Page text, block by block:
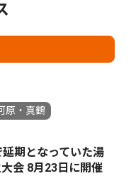
原・真鶴
期となっていた湯
会 8月23日に開催